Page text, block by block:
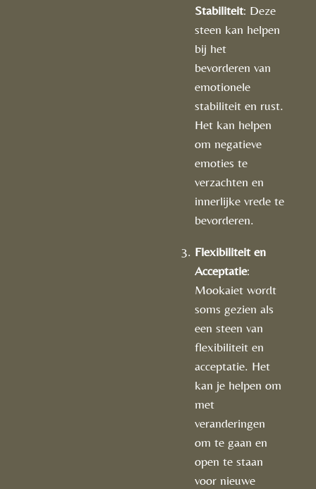
Stabiliteit: Deze
steen kan helpen
bij het
bevorderen van
emotionele
stabiliteit en rust.
Het kan helpen
om negatieve
emoties te
verzachten en
innerlijke vrede te
bevorderen.
Flexibiliteit en
Acceptatie:
Mookaiet wordt
soms gezien als
een steen van
flexibiliteit en
acceptatie. Het
kan je helpen om
met
veranderingen
om te gaan en
open te staan
voor nieuwe